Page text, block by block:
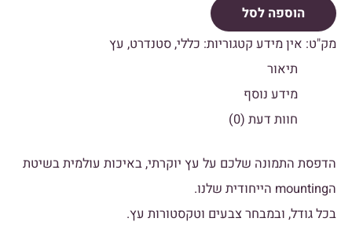
הוספה לסל
מק"ט: אין מידע קטגוריות: כללי,סטנדרט, עץ
תיאור
מידע נוסף
חוות דעת (0)
הדפסת התמונה שלכם על עץ יוקרתי, באיכות עולמית בשיטת
הmounting הייחודית שלנו.
בכל גודל, ובמבחר צבעים וטקסטורות עץ.